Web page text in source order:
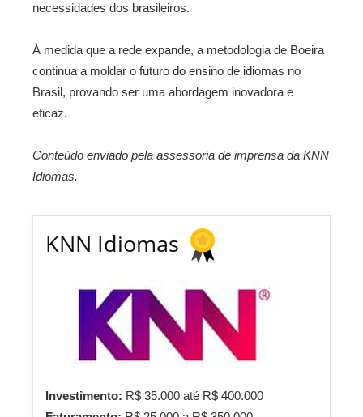
necessidades dos brasileiros.
À medida que a rede expande, a metodologia de Boeira
continua a moldar o futuro do ensino de idiomas no
Brasil, provando ser uma abordagem inovadora e
eficaz.
Conteúdo enviado pela assessoria de imprensa da KNN
Idiomas.
KNN Idiomas
Investimento: R$ 35.000 até R$ 400.000